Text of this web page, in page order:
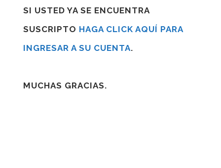
SI USTED YA SE ENCUENTRA
SUSCRIPTO HAGA CLICK AQUÍ PARA
INGRESAR A SU CUENTA.
MUCHAS GRACIAS.